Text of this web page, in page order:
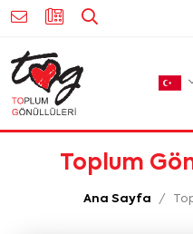
Toplum
Ana Sayfa